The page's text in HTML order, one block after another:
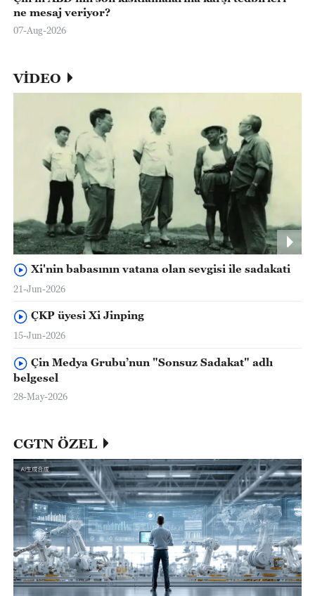
ne mesaj veriyor?
07-Aug-2026
VİDEO
Xi'nin babasının vatana olan sevgisi ile sadakati
21-Jun-2026
ÇKP üyesi Xi Jinping
15-Jun-2026
Çin Medya Grubu’nun "Sonsuz Sadakat" adlı
belgesel
28-May-2026
CGTN ÖZEL